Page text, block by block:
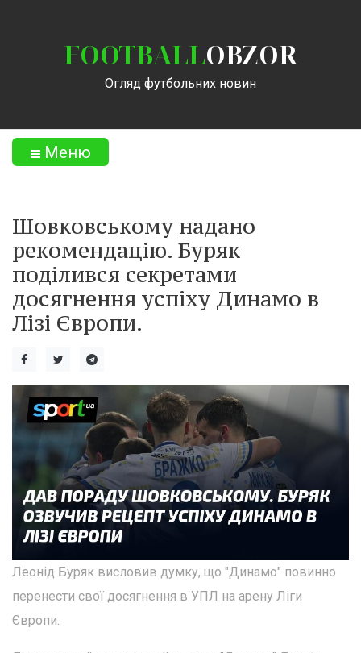
FOOTBALLOBZOR
Огляд футбольних новин
Меню
Шовковському надано
рекомендацію. Буряк
поділився секретами
досягнення успіху Динамо в
Лізі Європи.
Леонід Буряк висловив думку, що "Динамо" повинно
перенести свої досягнення в УПЛ на арену Ліги
Європи.